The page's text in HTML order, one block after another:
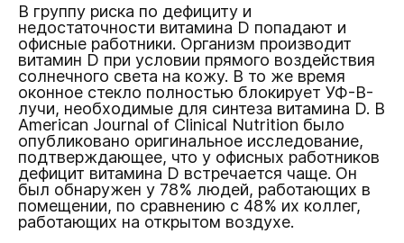
В группу риска по дефициту и
недостаточности витамина D попадают и
офисные работники. Организм производит
витамин D при условии прямого воздействия
солнечного света на кожу. В то же время
оконное стекло полностью блокирует УФ-B-
лучи, необходимые для синтеза витамина D. В
American Journal of Clinical Nutrition было
опубликовано оригинальное исследование,
подтверждающее, что у офисных работников
дефицит витамина D встречается чаще. Он
был обнаружен у 78% людей, работающих в
помещении, по сравнению с 48% их коллег,
работающих на открытом воздухе.